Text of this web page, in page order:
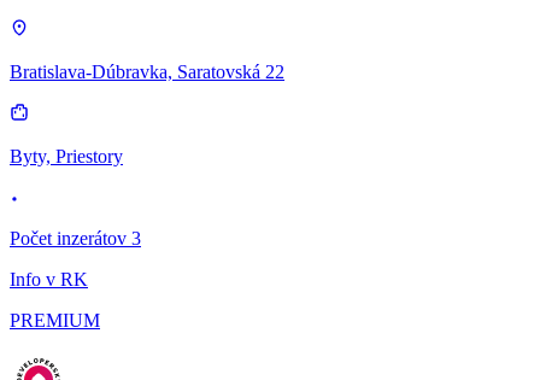
Bratislava-Dúbravka, Saratovská 22
Byty, Priestory
Počet inzerátov 3
Info v RK
PREMIUM